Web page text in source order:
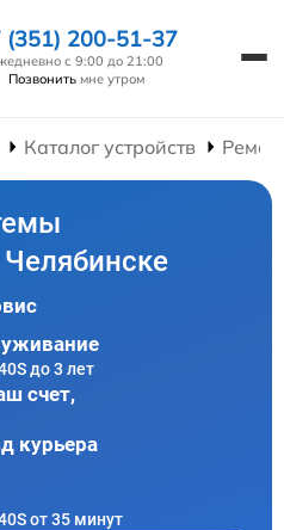
(351) 200-51-37
с 9:00 до 21:00
Позвонить мне утром
Каталог устройств
до 3 лет
счет,
курьера
от 35 минут